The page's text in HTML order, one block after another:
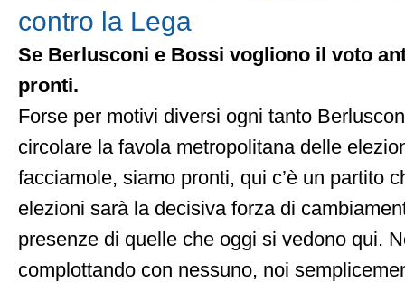
contro la Lega
Se Berlusconi e Bossi vogliono il voto
pronti.
Forse per motivi diversi ogni tanto
circolare la favola metropolitana delle
facciamole, siamo pronti, qui c’è un partito
elezioni sarà la decisiva forza di
presenze di quelle che oggi si vedono qui.
complottando con nessuno, noi